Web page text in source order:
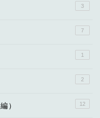
3
7
1
2
） 12